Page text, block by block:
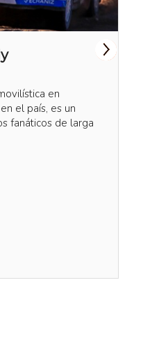
en
el país, es un
fanáticos de larga